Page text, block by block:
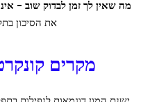
מה שאין לך זמן לבדוק שוב –
את הסיכון
מקרים